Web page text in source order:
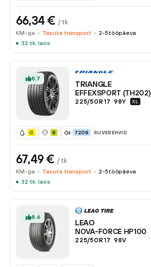
66,34 € / tk
KM-ga Tasuta transport 2-5tööpäeva
32 tk. laos
8.7
TRIANGLE
EFFEXSPORT (TH202)
225/50R17 98Y XL
C B 72DB SUVEREHVID
67,49 € / tk
KM-ga Tasuta transport 2-5tööpäeva
32 tk. laos
8.6
LEAO
NOVA-FORCE HP100
225/50R17 98V